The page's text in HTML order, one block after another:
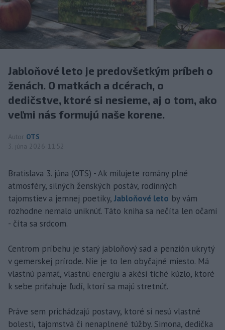
Jabloňové leto je predovšetkým príbeh o
ženách. O matkách a dcérach, o
dedičstve, ktoré si nesieme, aj o tom, ako
veľmi nás formujú naše korene.
Autor OTS
3. júna 2026 11:52
Bratislava 3. júna (OTS) - Ak milujete romány plné
atmosféry, silných ženských postáv, rodinných
tajomstiev a jemnej poetiky,Jabloňové leto by vám
rozhodne nemalo uniknúť. Táto kniha sa nečíta len očami
- číta sa srdcom.
Centrom príbehu je starý jabloňový sad a penzión ukrytý
v gemerskej prírode. Nie je to len obyčajné miesto. Má
vlastnú pamäť, vlastnú energiu a akési tiché kúzlo, ktoré
k sebe priťahuje ľudí, ktorí sa majú stretnúť.
Práve sem prichádzajú postavy, ktoré si nesú vlastné
bolesti, tajomstvá či nenaplnené túžby. Simona, dedička